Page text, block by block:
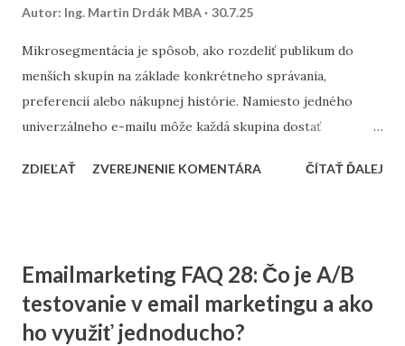
hlasoví asistenti často berú odpovede. My v Consultee
pomáhame e-shopom aj obsahovým webom prispôsobiť sa
novým trendom vyhľadávania vrátane hlasového. Ak vás
zaujíma, ako sa pripraviť na budúcnosť SEO, radi ukážeme
konkrétne...
Autor: Ing. Martin Drdák MBA 30.7.25
Mikrosegmentácia je spôsob, ako rozdeliť publikum do
menších skupín na základe konkrétneho správania,
preferencií alebo nákupnej histórie. Namiesto jedného
univerzálneho e-mailu môže každá skupina dostať
záujmom. Takýto prístup zvyšuje mieru prekliku (CTR),
kategóriu „detské oblečenie“, ale nenakúpili. Základom
úspechu je správne nastavené sledovanie správania a
prepojenie s e-mailovým nástrojom. Pokročilé systémy
ZDIEĽAŤ ZVEREJNENIE KOMENTÁRA ČÍTAŤ ĎALEJ
Emailmarketing FAQ 28: Čo je A/B
testovanie v email marketingu a ako
ho využiť jednoducho?